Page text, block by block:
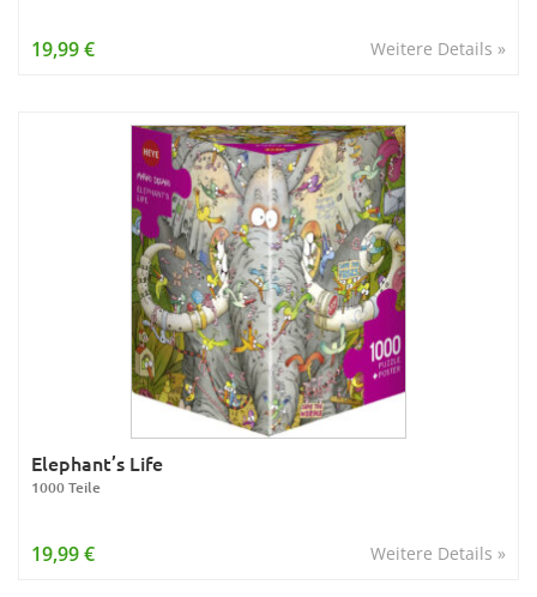
Weitere Details »
19,99 €
Elephant’s Life
1000 Teile
Weitere Details »
19,99 €